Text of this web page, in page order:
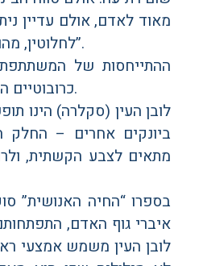
מאוד לאדם, אולם עדיין
לחלוטין, מהווה את “עמק האלביתי”.
ההתייחסות של
כרובוטיים הדהדה עבורי ברעיון זה.
לובן העין (סקלרה) הינו
ביונקים אחרים – החלק
מתאים לצבע הקשתית,
בספרו “החיה האנושית”
איברי גוף האדם,
לובן העין משמש אמצעי